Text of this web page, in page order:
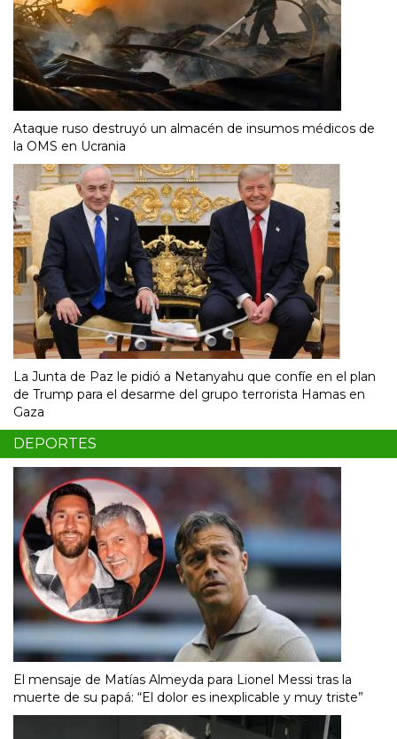
Ataque ruso destruyó un almacén de insumos médicos de
la OMS en Ucrania
La Junta de Paz le pidió a Netanyahu que confíe en el plan
de Trump para el desarme del grupo terrorista Hamas en
Gaza
DEPORTES
El mensaje de Matías Almeyda para Lionel Messi tras la
muerte de su papá: “El dolor es inexplicable y muy triste”